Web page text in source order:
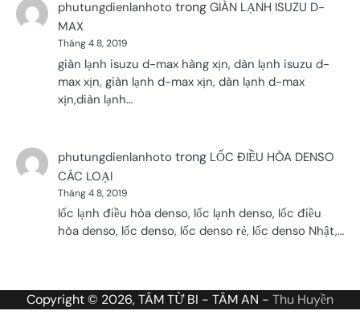
phutungdienlanhoto trong GIÀN LẠNH ISUZU D-
MAX
Tháng 4 8, 2019
giàn lạnh isuzu d-max hàng xịn, dàn lạnh isuzu d-
max xịn, giàn lạnh d-max xịn, dàn lạnh d-max
xịn,diàn lạnh…
phutungdienlanhoto trong LỐC ĐIỀU HÒA DENSO
CÁC LOẠI
Tháng 4 8, 2019
lốc lạnh điều hòa denso, lốc lạnh denso, lốc điều
hòa denso, lốc denso, lốc denso rẻ, lốc denso Nhật,…
Copyright © 2026, TÂM TỪ BI - TÂM AN - Thu Huyền